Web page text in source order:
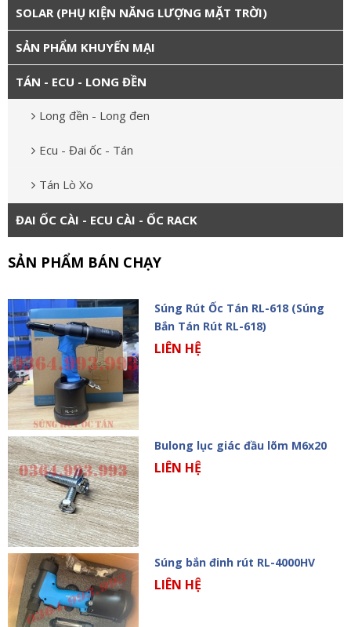
SOLAR (PHỤ KIỆN NĂNG LƯỢNG MẶT TRỜI)
SẢN PHẨM KHUYẾN MẠI
TÁN - ECU - LONG ĐỀN
Long đền - Long đen
Ecu - Đai ốc - Tán
Tán Lò Xo
ĐAI ỐC CÀI - ECU CÀI - ỐC RACK
SẢN PHẨM BÁN CHẠY
Súng Rút Ốc Tán RL-618 (Súng
Bắn Tán Rút RL-618)
LIÊN HỆ
Bulong lục giác đầu lõm M6x20
LIÊN HỆ
Súng bắn đinh rút RL-4000HV
LIÊN HỆ